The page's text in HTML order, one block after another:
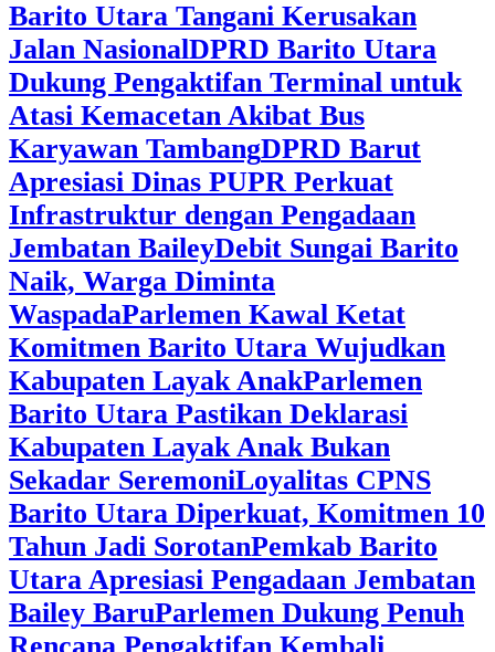
Barito Utara Tangani Kerusakan
Jalan NasionalDPRD Barito Utara
Dukung Pengaktifan Terminal untuk
Atasi Kemacetan Akibat Bus
Karyawan TambangDPRD Barut
Apresiasi Dinas PUPR Perkuat
Infrastruktur dengan Pengadaan
Jembatan BaileyDebit Sungai Barito
Naik, Warga Diminta
WaspadaParlemen Kawal Ketat
Komitmen Barito Utara Wujudkan
Kabupaten Layak AnakParlemen
Barito Utara Pastikan Deklarasi
Kabupaten Layak Anak Bukan
Sekadar SeremoniLoyalitas CPNS
Barito Utara Diperkuat, Komitmen 10
Tahun Jadi SorotanPemkab Barito
Utara Apresiasi Pengadaan Jembatan
Bailey BaruParlemen Dukung Penuh